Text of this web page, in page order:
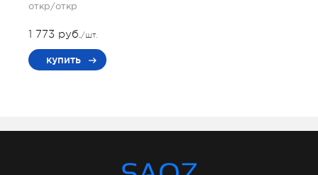
откр/откр
1 773 руб./шт.
купить